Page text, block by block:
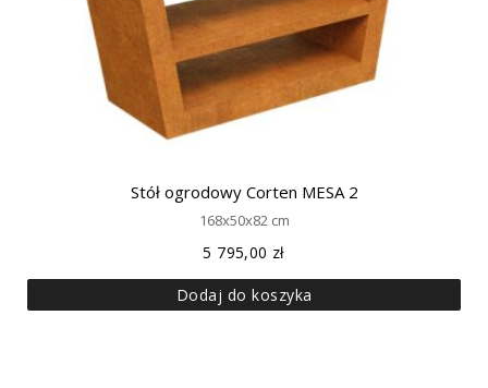
Stół ogrodowy Corten MESA 2
168x50x82 cm
5 795,00 zł
Dodaj do koszyka